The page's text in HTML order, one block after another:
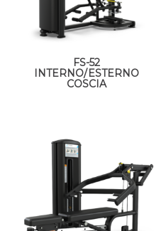
FS-52
INTERNO/ESTERNO
COSCIA